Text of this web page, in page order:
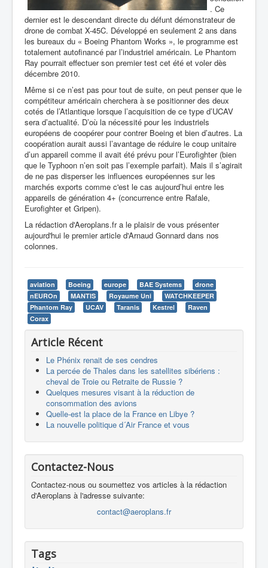
. Ce
dernier est le descendant directe du défunt démonstrateur de
drone de combat X-45C. Développé en seulement 2 ans dans
les bureaux du « Boeing Phantom Works », le programme est
totalement autofinancé par l’industriel américain. Le Phantom
Ray pourrait effectuer son premier test cet été et voler dès
décembre 2010.
Même si ce n’est pas pour tout de suite, on peut penser que le
compétiteur américain cherchera à se positionner des deux
cotés de l’Atlantique lorsque l’acquisition de ce type d’UCAV
sera d’actualité. D’où la nécessité pour les industriels
européens de coopérer pour contrer Boeing et bien d’autres. La
coopération aurait aussi l’avantage de réduire le coup unitaire
d’un appareil comme il avait été prévu pour l’Eurofighter (bien
que le Typhoon n’en soit pas l’exemple parfait). Mais il s’agirait
de ne pas disperser les influences européennes sur les
marchés exports comme c'est le cas aujourd’hui entre les
appareils de génération 4+ (concurrence entre Rafale,
Eurofighter et Gripen).
La rédaction d'Aeroplans.fr a le plaisir de vous présenter
aujourd'hui le premier article d'Arnaud Gonnard dans nos
colonnes.
aviation Boeing europe BAE Systems
drone
nEUROn
MANTIS Royaume Uni
WATCHKEEPER
Phantom Ray
UCAV Taranis Kestrel
Raven
Corax
Article Récent
Le Phénix renait de ses cendres
La percée de Thales dans les satellites sibériens :
cheval de Troie ou Retraite de Russie ?
Quelques mesures visant à la réduction de
consommation des avions
Quelle-est la place de la France en Libye ?
La nouvelle politique d´Air France et vous
Contactez-Nous
Contactez-nous ou soumettez vos articles à la rédaction
d'Aeroplans à l'adresse suivante:
contact@aeroplans.fr
Tags